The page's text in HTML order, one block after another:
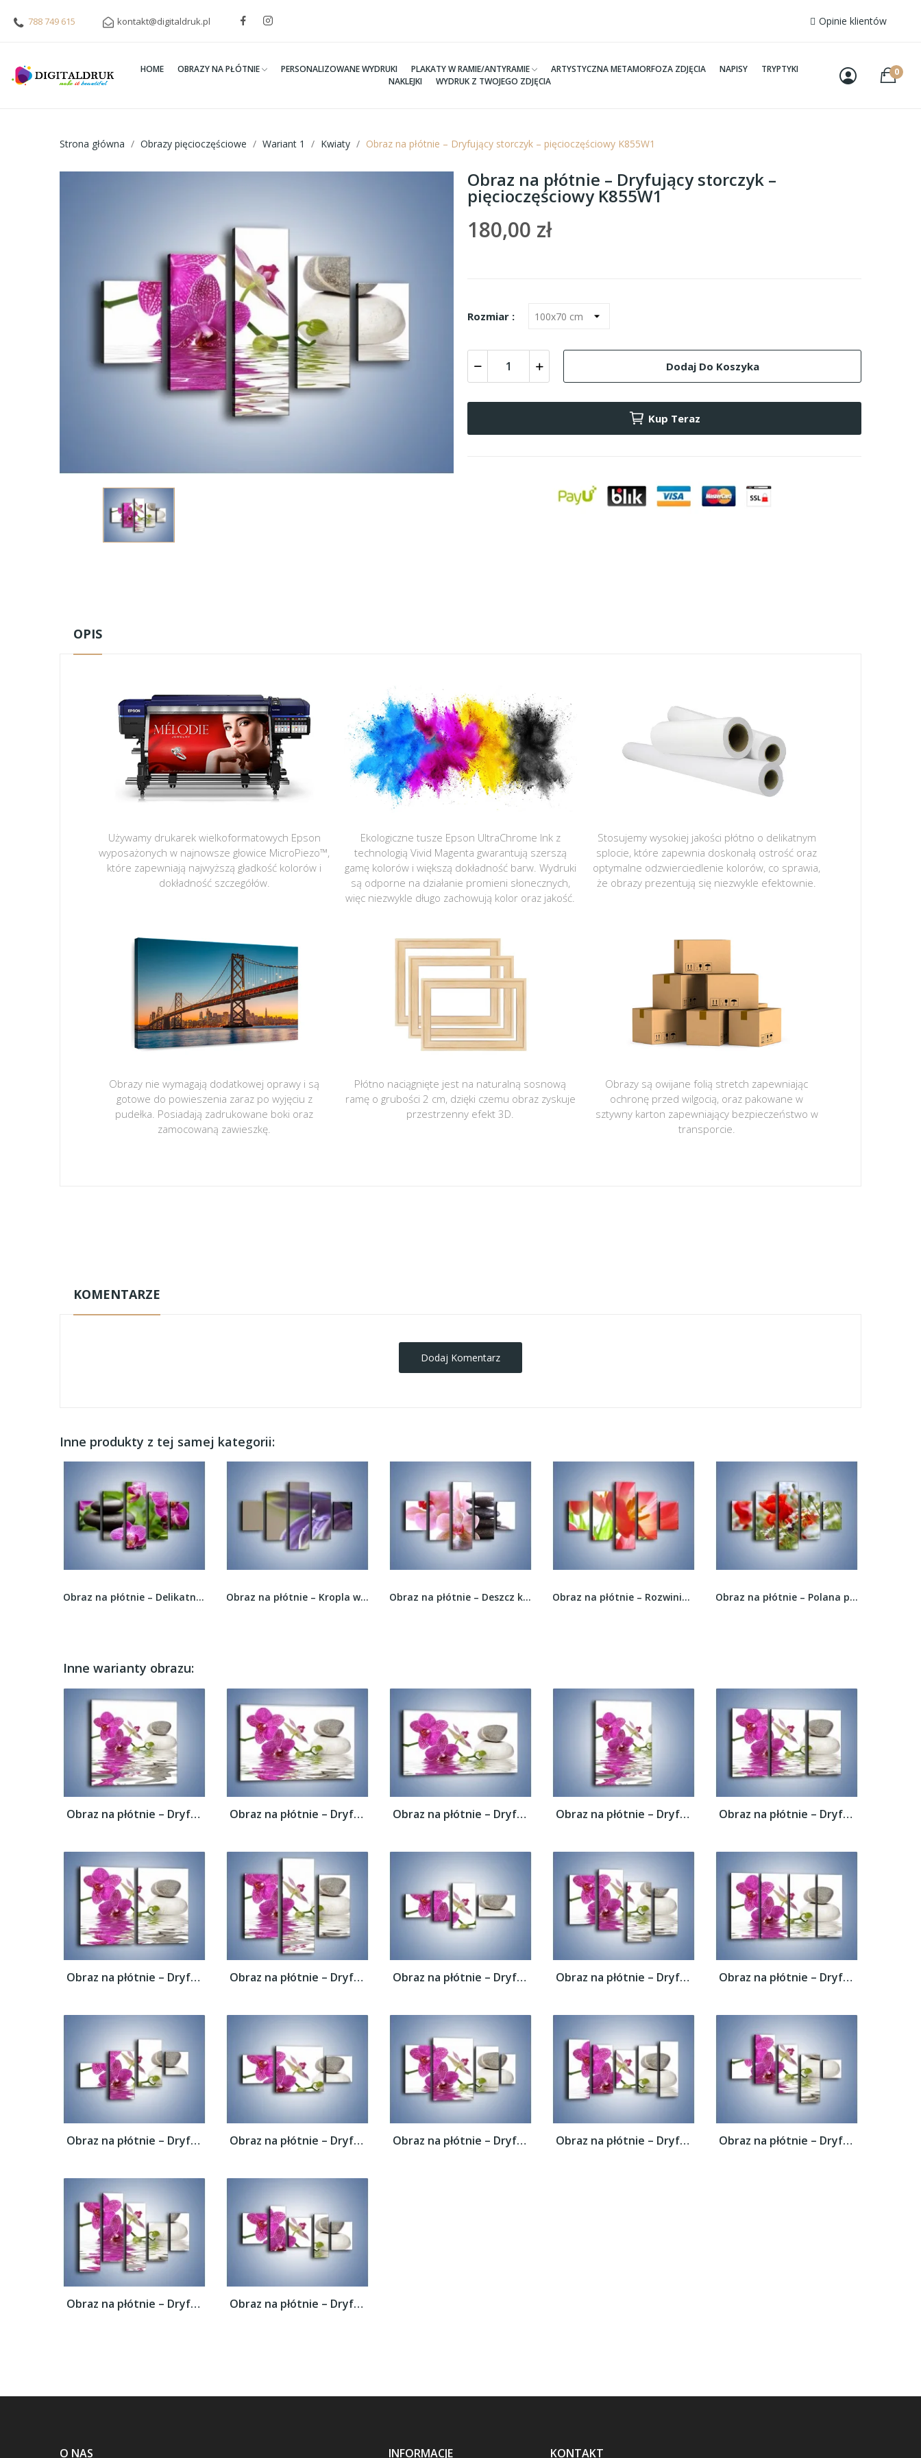
788 749 615 kontakt@digitaldruk.pl Opinie klientów
HOME OBRAZY NA PŁÓTNIE PERSONALIZOWANE WYDRUKI PLAKATY W RAMIE/ANTYRAMIE ARTYSTYCZNA METAMORFOZA ZDJĘCIA NAPISY
TRYPTYKI
NAKLEJKI
WYDRUK Z TWOJEGO ZDJĘCIA
0
Strona główna Obrazy pięcioczęściowe Wariant 1 Kwiaty Obraz na płótnie – Dryfujący storczyk – pięcioczęściowy K855W1
Obraz na płótnie – Dryfujący storczyk –
pięcioczęściowy K855W1
180,00 zł
Rozmiar :
Dodaj Do Koszyka
Kup Teraz
OPIS
Używamy drukarek wielkoformatowych Epson
wyposażonych w najnowsze głowice MicroPiezo™,
które zapewniają najwyższą gładkość kolorów i
dokładność szczegółów.
Ekologiczne tusze Epson UltraChrome Ink z
technologią Vivid Magenta gwarantują szerszą
gamę kolorów i większą dokładność barw. Wydruki
są odporne na działanie promieni słonecznych,
więc niezwykle długo zachowują kolor oraz jakość.
Stosujemy wysokiej jakości płótno o delikatnym
splocie, które zapewnia doskonałą ostrość oraz
optymalne odzwierciedlenie kolorów, co sprawia,
że obrazy prezentują się niezwykle efektownie.
Obrazy nie wymagają dodatkowej oprawy i są
gotowe do powieszenia zaraz po wyjęciu z
pudełka. Posiadają zadrukowane boki oraz
zamocowaną zawieszkę.
Płótno naciągnięte jest na naturalną sosnową
ramę o grubości 2 cm, dzięki czemu obraz zyskuje
przestrzenny efekt 3D.
Obrazy są owijane folią stretch zapewniając
ochronę przed wilgocią, oraz pakowane w
sztywny karton zapewniający bezpieczeństwo w
transporcie.
KOMENTARZE
Dodaj Komentarz
Inne produkty z tej samej kategorii:
Obraz na płótnie – Kropla wody na płatku –... Obraz na płótnie – Deszcz kwiaty i kamienie –... Obraz na płótnie – Rozwinięty tulipan w słońcu... Obraz na płótnie – Polana pełna kwiatów –... Obraz na płótnie – Dominujący mak wśród traw –...
Inne warianty obrazu:
Obraz na płótnie – Dryfujący storczyk –... Obraz na płótnie – Dryfujący storczyk –... Obraz na płótnie – Dryfujący storczyk –... Obraz na płótnie – Dryfujący storczyk –... Obraz na płótnie – Dryfujący storczyk –...
Obraz na płótnie – Dryfujący storczyk –... Obraz na płótnie – Dryfujący storczyk –... Obraz na płótnie – Dryfujący storczyk –... Obraz na płótnie – Dryfujący storczyk –... Obraz na płótnie – Dryfujący storczyk –...
Obraz na płótnie – Dryfujący storczyk –... Obraz na płótnie – Dryfujący storczyk –... Obraz na płótnie – Dryfujący storczyk –... Obraz na płótnie – Dryfujący storczyk –... Obraz na płótnie – Dryfujący storczyk –...
Obraz na płótnie – Dryfujący storczyk –... Obraz na płótnie – Dryfujący storczyk –...
O NAS INFORMACJE KONTAKT